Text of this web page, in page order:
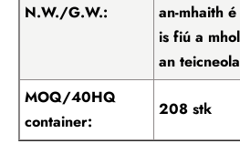
N.W./G.W.:
an-mhaith
is fiú a
an
MOQ/40HQ
container:
208 stk